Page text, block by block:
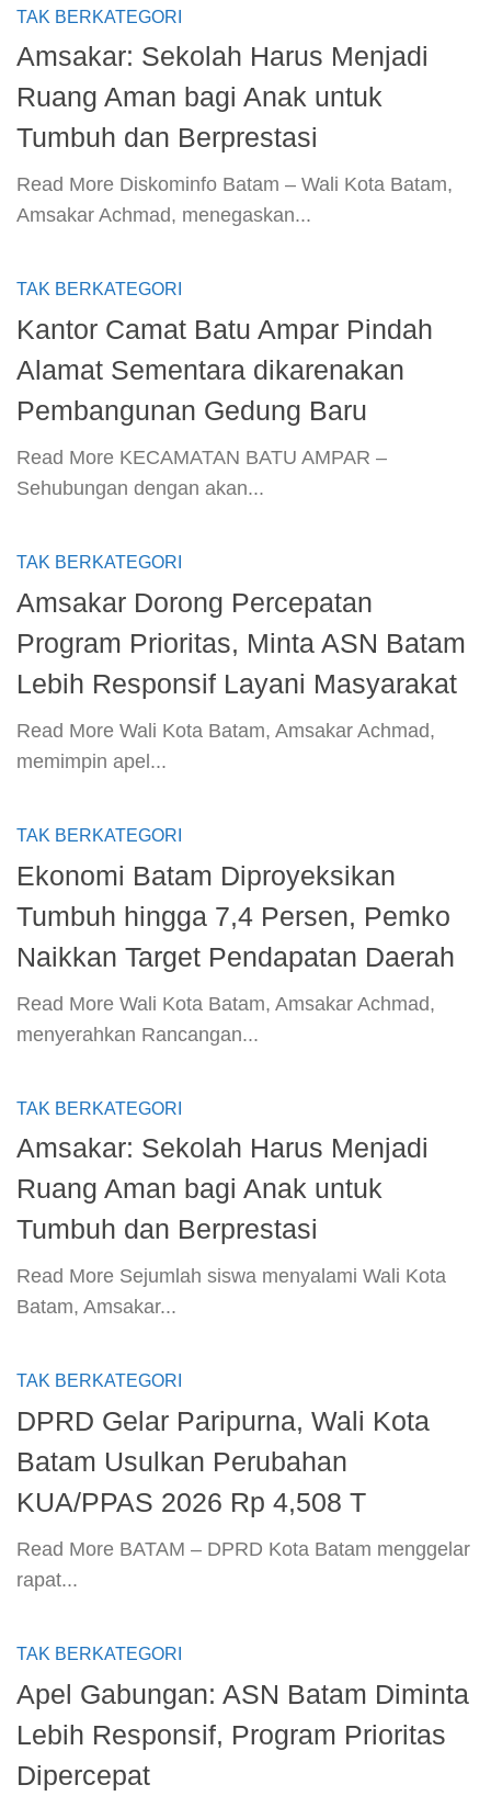
TAK BERKATEGORI
Amsakar: Sekolah Harus Menjadi
Ruang Aman bagi Anak untuk
Tumbuh dan Berprestasi
​Read More​ Diskominfo Batam – Wali Kota Batam,
Amsakar Achmad, menegaskan...
TAK BERKATEGORI
Kantor Camat Batu Ampar Pindah
Alamat Sementara dikarenakan
Pembangunan Gedung Baru
​Read More​ KECAMATAN BATU AMPAR –
Sehubungan dengan akan...
TAK BERKATEGORI
Amsakar Dorong Percepatan
Program Prioritas, Minta ASN Batam
Lebih Responsif Layani Masyarakat
​Read More​ Wali Kota Batam, Amsakar Achmad,
memimpin apel...
TAK BERKATEGORI
Ekonomi Batam Diproyeksikan
Tumbuh hingga 7,4 Persen, Pemko
Naikkan Target Pendapatan Daerah
​Read More​ Wali Kota Batam, Amsakar Achmad,
menyerahkan Rancangan...
TAK BERKATEGORI
Amsakar: Sekolah Harus Menjadi
Ruang Aman bagi Anak untuk
Tumbuh dan Berprestasi
​Read More​ Sejumlah siswa menyalami Wali Kota
Batam, Amsakar...
TAK BERKATEGORI
DPRD Gelar Paripurna, Wali Kota
Batam Usulkan Perubahan
KUA/PPAS 2026 Rp 4,508 T
​Read More​ BATAM – DPRD Kota Batam menggelar
rapat...
TAK BERKATEGORI
Apel Gabungan: ASN Batam Diminta
Lebih Responsif, Program Prioritas
Dipercepat